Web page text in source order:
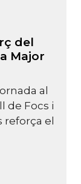
del
Major
al
de Focs i
reforça el